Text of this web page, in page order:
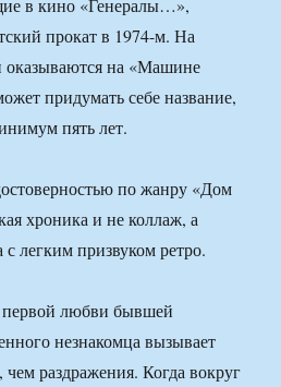
в кино «Генералы…»,
прокат в 1974-м. На
оказываются на «Машине
придумать себе название,
пять лет.
по жанру «Дом
хроника и не коллаж, а
легким призвуком ретро.
любви бывшей
незнакомца вызывает
раздражения. Когда вокруг